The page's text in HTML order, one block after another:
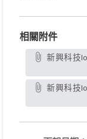
相關附件
新興科技IoT心跳血氧機暨隨身酒精噴霧器實作工作
新興科技IoT心跳血氧機暨隨身酒精噴霧器實作工作